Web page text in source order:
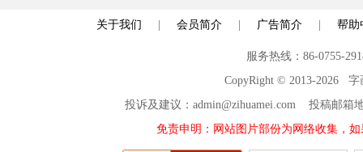
关于我们 会员简介 广告简介 帮助
服务热线：86-0755-
CopyRight © 2013-2026 字
投诉及建议：admin@zihuamei.com 投稿邮
免责申明：网站图片部份为网络收集，